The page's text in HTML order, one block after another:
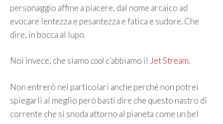
personaggio affine a piacere, dal nome arcaico ad
evocare lentezza e pesantezza e fatica e sudore. Che
dire, in bocca al lupo.
Noi invece, che siamocoolc’abbiamo il Jet Stream.
Non entrerò nei particolari anche perché non potrei
spiegarli al meglio però basti dire che questo nastro di
corrente che si snoda attorno al pianeta come un bel